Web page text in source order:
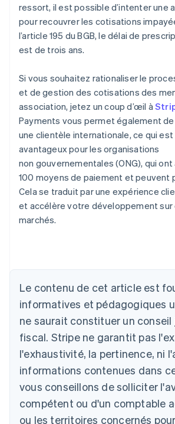
ressort, il est possible d’intenter une
pour recouvrer les cotisations
l’article 195 du BGB, le délai de
est de trois ans.
Si vous souhaitez rationaliser le
et de gestion des cotisations des
association, jetez un coup d’œil à
Payments vous permet également
une clientèle internationale, ce qui
avantageux pour les organisations
non gouvernementales (ONG), qui
100 moyens de paiement et peuvent
Cela se traduit par une expérience
et accélère votre développement sur
marchés.
Le contenu de cet article est
informatives et pédagogiques
ne saurait constituer un conseil
fiscal. Stripe ne garantit pas
l'exhaustivité, la pertinence, ni
informations contenues dans
vous conseillons de solliciter
compétent ou d'un comptable
ou les territoires concernés
Allemagne
Deutsch
Australie
English
Autriche
Belgique
NederlandsFrançaisDeutschEnglish
Brésil
PortuguêsEnglish
Bulgarie
English